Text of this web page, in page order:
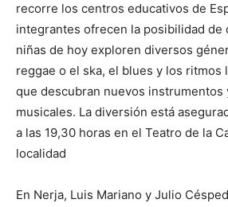
recorre los centros educativos de
integrantes ofrecen la posibilidad de
niñas de hoy exploren diversos
reggae o el ska, el blues y los ritmos
que descubran nuevos instrumentos
musicales. La diversión está
a las 19,30 horas en el Teatro de la
localidad
En Nerja, Luis Mariano y Julio